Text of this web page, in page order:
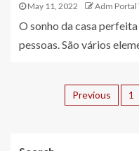
May 11, 2022 Adm Portal
O sonho da casa
pessoas. São vários
Previous 1